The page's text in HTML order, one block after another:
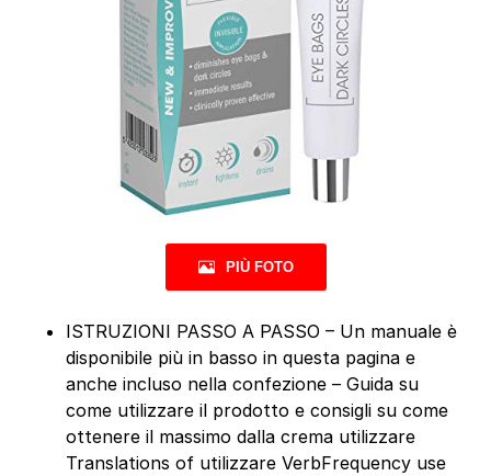
PIÙ FOTO
ISTRUZIONI PASSO A PASSO – Un manuale è
disponibile più in basso in questa pagina e
anche incluso nella confezione – Guida su
come utilizzare il prodotto e consigli su come
ottenere il massimo dalla crema utilizzare
Translations of utilizzare VerbFrequency use